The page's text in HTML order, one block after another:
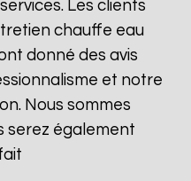
Les clients
chauffe eau
donné des avis
et notre
Nous sommes
serez également